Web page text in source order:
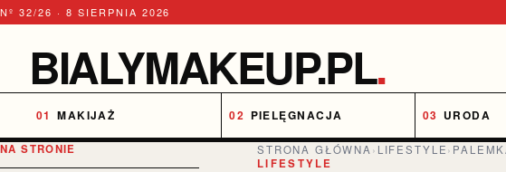
Nº 32/26 · 8 SIERPNIA 2026
BIALYMAKEUP.PL.
MAKIJAŻ PIELĘGNACJA URODA
NA STRONIE STRONA GŁÓWNA › LIFESTYLE›
LIFESTYLE